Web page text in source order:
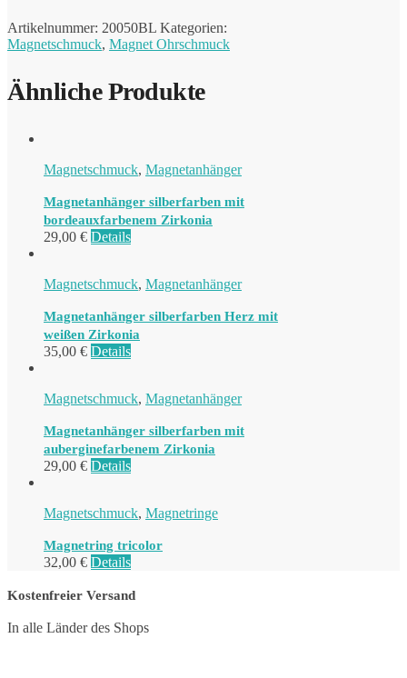
Artikelnummer: 20050BL Kategorien:
Magnetschmuck, Magnet Ohrschmuck
Ähnliche Produkte
Magnetschmuck, Magnetanhänger
Magnetanhänger silberfarben mit
bordeauxfarbenem Zirkonia
29,00 € Details
Magnetschmuck, Magnetanhänger
Magnetanhänger silberfarben Herz mit
weißen Zirkonia
35,00 € Details
Magnetschmuck, Magnetanhänger
Magnetanhänger silberfarben mit
auberginefarbenem Zirkonia
29,00 € Details
Magnetschmuck, Magnetringe
Magnetring tricolor
32,00 € Details
Kostenfreier Versand
In alle Länder des Shops